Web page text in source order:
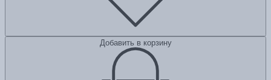
Добавить в корзину